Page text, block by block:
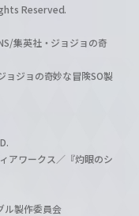
Reserved.
集英社・ジョジョの奇
ョジョの奇妙な冒険SO製
アワークス／『灼眼のシ
ル製作委員会